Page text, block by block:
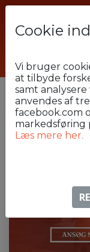
Cookie
Vi bruger
at tilbyde
samt analysere
anvendes af
facebook.com
markedsføring
Læs mere her.